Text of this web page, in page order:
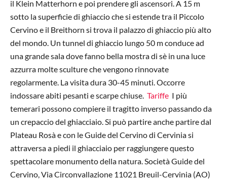
il Klein Matterhorn e poi prendere gli ascensori. A 15 m
sotto la superficie di ghiaccio che si estende tra il Piccolo
Cervino e il Breithorn si trova il palazzo di ghiaccio più alto
del mondo. Un tunnel di ghiaccio lungo 50 m conduce ad
una grande sala dove fanno bella mostra di sè in una luce
azzurra molte sculture che vengono rinnovate
regolarmente. La visita dura 30-45 minuti. Occorre
indossare abiti pesanti e scarpe chiuse. Tariffe I più
temerari possono compiere il tragitto inverso passando da
un crepaccio del ghiacciaio. Si può partire anche partire dal
Plateau Rosà e con le Guide del Cervino di Cervinia si
attraversa a piedi il ghiacciaio per raggiungere questo
spettacolare monumento della natura. Società Guide del
Cervino, Via Circonvallazione 11021 Breuil-Cervinia (AO)